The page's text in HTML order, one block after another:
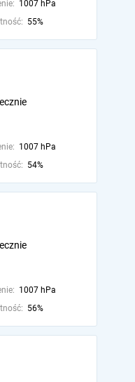
1007 hPa
55%
1007 hPa
54%
1007 hPa
56%